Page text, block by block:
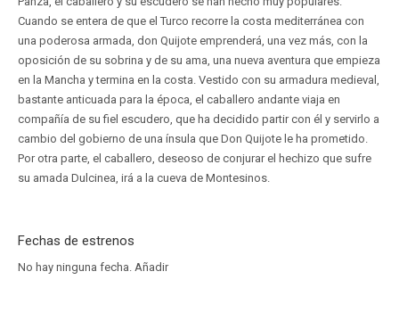
Cuando se entera de que el Turco recorre la costa mediterránea con
una poderosa armada, don Quijote emprenderá, una vez más, con la
oposición de su sobrina y de su ama, una nueva aventura que empieza
en la Mancha y termina en la costa. Vestido con su armadura medieval,
bastante anticuada para la época, el caballero andante viaja en
compañía de su fiel escudero, que ha decidido partir con él y servirlo a
cambio del gobierno de una ínsula que Don Quijote le ha prometido.
Por otra parte, el caballero, deseoso de conjurar el hechizo que sufre
su amada Dulcinea, irá a la cueva de Montesinos.
Fechas de estrenos
No hay ninguna fecha. Añadir